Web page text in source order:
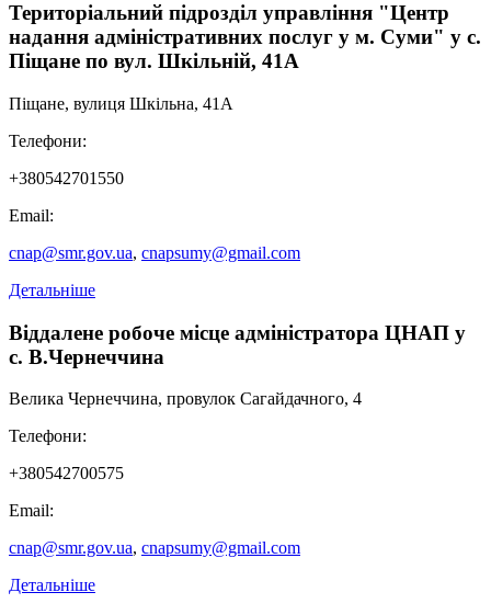
Територіальний підрозділ управління "Центр
надання адміністративних послуг у м. Суми" у с.
Піщане по вул. Шкільній, 41А
Піщане, вулиця Шкільна, 41А
Телефони:
+380542701550
Email:
cnap@smr.gov.ua, cnapsumy@gmail.com
Детальніше
Віддалене робоче місце адміністратора ЦНАП у
с. В.Чернеччина
Велика Чернеччина, провулок Сагайдачного, 4
Телефони:
+380542700575
Email:
cnap@smr.gov.ua, cnapsumy@gmail.com
Детальніше